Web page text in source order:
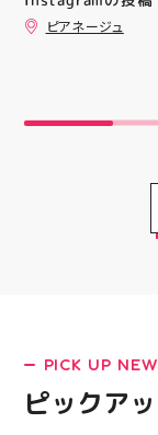
ピアネージュ
PICK UP
ピックア